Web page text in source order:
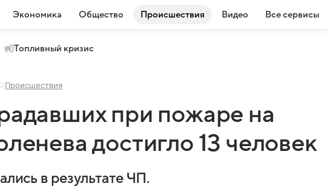
Экономика Общество Происшествия Видео Все сервисы
Топливный кризис
Происшествия
при пожаре на
достигло 13 человек
в результате ЧП.